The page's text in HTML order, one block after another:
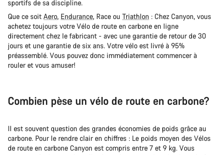
sportifs de sa discipline.
Que ce soit Aero, Endurance, Race ou Triathlon : Chez Canyon, vous
achetez toujours votre Vélo de route en carbone en ligne
directement chez le fabricant - avec une garantie de retour de 30
jours et une garantie de six ans. Votre vélo est livré à 95%
préassemblé. Vous pouvez donc immédiatement commencer à
rouler et vous amuser!
Combien pèse un vélo de route en carbone?
Il est souvent question des grandes économies de poids grâce au
carbone. Pour le rendre clair en chiffres : Le poids moyen des Vélos
de route en carbone Canyon est compris entre 7 et 9 kg. Vous